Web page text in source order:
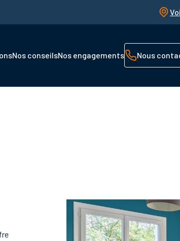
Nos conseilsNos engagements Nous